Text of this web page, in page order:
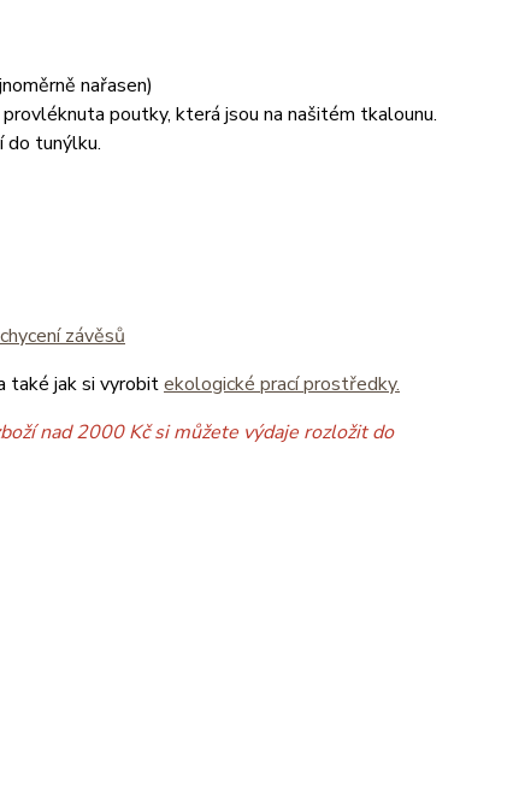
nařasen)
poutky, která jsou na našitém tkalounu.
do tunýlku.
závěsů
také jak si vyrobitekologické prací prostředky.
nad 2000 Kč si můžete výdaje rozložit do